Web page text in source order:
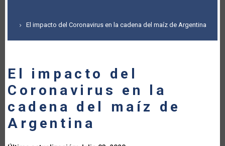
DE
A
LA
NAVEGACIÓN
El impacto del Coronavirus en la cadena del maíz de Argentina
El impacto del
Coronavirus en la
cadena del maíz de
Argentina